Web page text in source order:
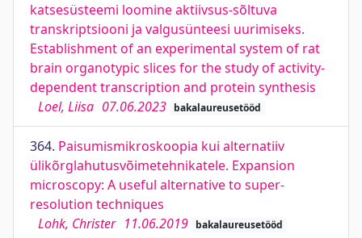
katsesüsteemi loomine aktiivsus-sõltuva
transkriptsiooni ja valgusünteesi uurimiseks.
Establishment of an experimental system of rat
brain organotypic slices for the study of activity-
dependent transcription and protein synthesis
Loel, Liisa 07.06.2023 bakalaureusetööd
364. Paisumismikroskoopia kui alternatiiv
ülikõrglahutusvõimetehnikatele. Expansion
microscopy: A useful alternative to super-
resolution techniques
Lohk, Christer 11.06.2019 bakalaureusetööd